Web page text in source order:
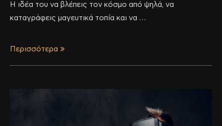
Η ιδέα του να βλέπεις τον κόσμο από ψηλά, να
καταγράφεις μαγευτικά τοπία και να …
Περισσότερα